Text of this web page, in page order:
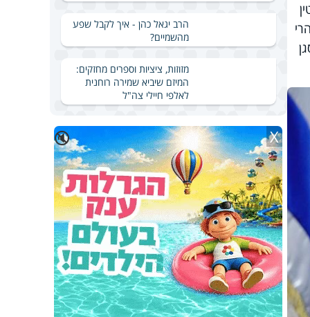
הרב יגאל כהן - איך לקבל שפע
מהשמיים?
מזוזות, ציציות וספרים מחזקים:
המיזם שיביא שמירה רוחנית
לאלפי חיילי צה"ל
🔇 X